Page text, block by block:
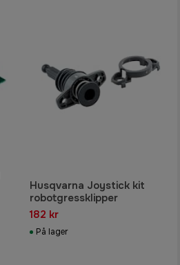
Husqvarna Joystick kit
robotgressklipper
182 kr
På lager